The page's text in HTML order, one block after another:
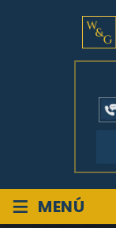
≡ MENÚ